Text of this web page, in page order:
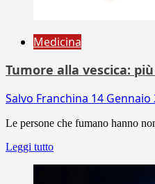
Medicina
Tumore alla vescica:
Salvo Franchina 14 Gennaio
Le persone che fumano hanno
Leggi tutto